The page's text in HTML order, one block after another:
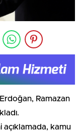
Ramazan
açıklamada, kamu